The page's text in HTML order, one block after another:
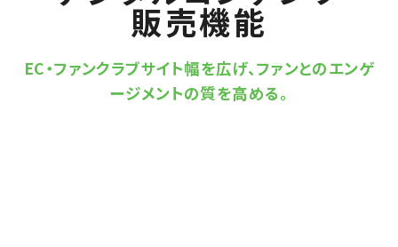
販売機能
EC・ファンクラブサイト幅を広げ、ファンとのエンゲ
ージメントの質を高める。